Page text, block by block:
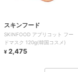
スキンフード
SKINFOOD アプリコット フー
ドマスク 120g(韓国コスメ)
¥ 2,475